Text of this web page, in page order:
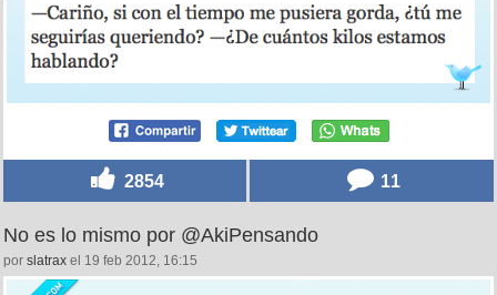
2854 11
No es lo mismo por @AkiPensando
por slatrax el 19 feb 2012, 16:15